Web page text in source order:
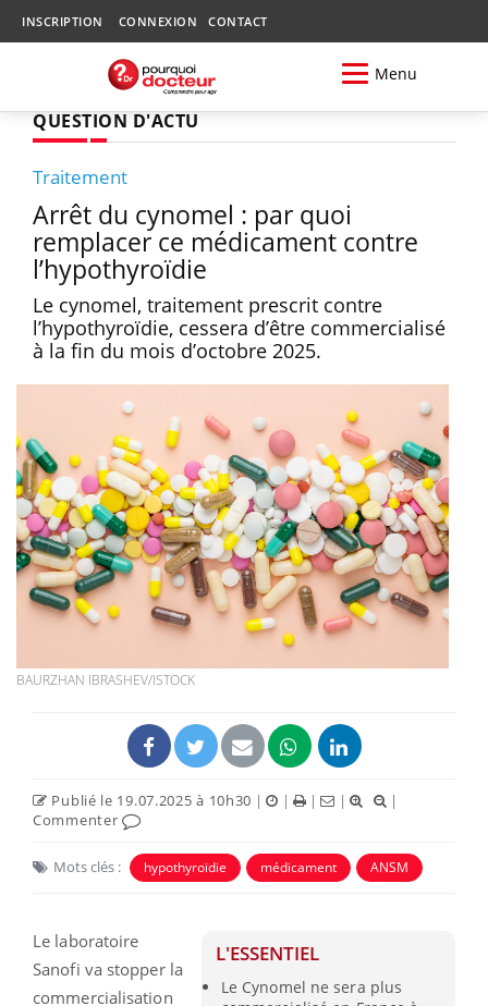
INSCRIPTION CONNEXION CONTACT
Menu
QUESTION D'ACTU
Traitement
Arrêt du cynomel : par quoi
remplacer ce médicament contre
l’hypothyroïdie
Le cynomel, traitement prescrit contre
l’hypothyroïdie, cessera d’être commercialisé
à la fin du mois d’octobre 2025.
BAURZHAN IBRASHEV/ISTOCK
Publié le 19.07.2025 à 10h30 | | | |
|
Commenter
Mots clés : hypothyroïdie médicament ANSM
L'ESSENTIEL
Le Cynomel ne sera plus
Le laboratoire
Sanofi va stopper la
commercialisation